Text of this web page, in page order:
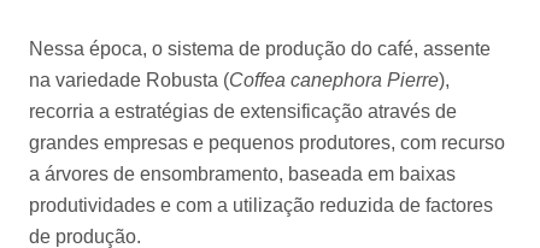
Nessa época, o sistema de produção do café, assente
na variedade Robusta (Coffea canephora Pierre),
recorria a estratégias de extensificação através de
grandes empresas e pequenos produtores, com recurso
a árvores de ensombramento, baseada em baixas
produtividades e com a utilização reduzida de factores
de produção.